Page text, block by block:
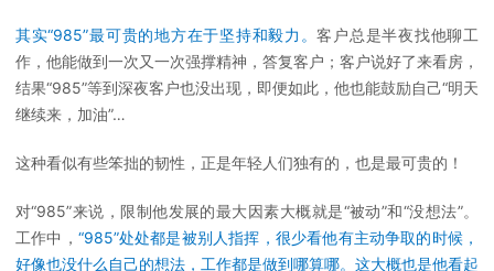
其实“985”最可贵的地方在于坚持和毅力。客户总是半夜找他聊工
作，他能做到一次又一次强撑精神，答复客户；客户说好了来看房，
结果“985”等到深夜客户也没出现，即便如此，他也能鼓励自己“明天
继续来，加油”…
这种看似有些笨拙的韧性，正是年轻人们独有的，也是最可贵的！
对“985”来说，限制他发展的最大因素大概就是“被动”和“没想法”。
工作中， “985”处处都是被别人指挥，很少看他有主动争取的时候，
好像也没什么自己的想法，工作都是做到哪算哪。这大概也是他看起